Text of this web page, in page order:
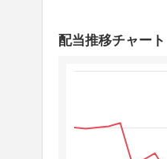
配当推移チャート